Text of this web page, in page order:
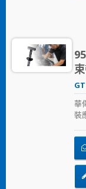
案
次
華
裝
以
一